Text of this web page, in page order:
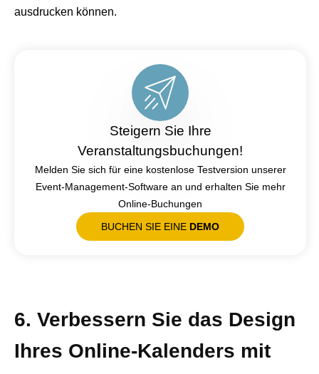
ausdrucken können.
Steigern Sie Ihre
Veranstaltungsbuchungen!
Melden Sie sich für eine kostenlose Testversion unserer
Event-Management-Software an und erhalten Sie mehr
Online-Buchungen
BUCHEN SIE EINE DEMO
6. Verbessern Sie das Design
Ihres Online-Kalenders mit